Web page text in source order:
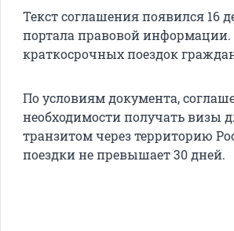
Текст соглашения появился 16
портала правовой
краткосрочных поездок
По условиям документа,
необходимости получать визы
транзитом через территорию
поездки не превышает 30 дней.